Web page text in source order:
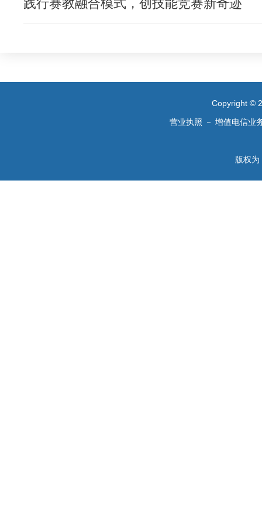
践行赛教融合模式，创技能竞赛新奇迹
Copyright ©
营业执照 － 增值电信业
版权